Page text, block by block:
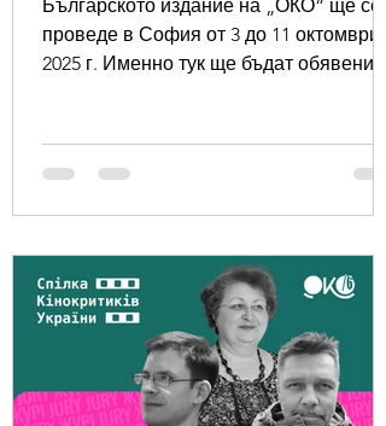
Българското издание на „ОКО“ ще се
проведе в София от 3 до 11 октомври
2025 г. Именно тук ще бъдат обявени